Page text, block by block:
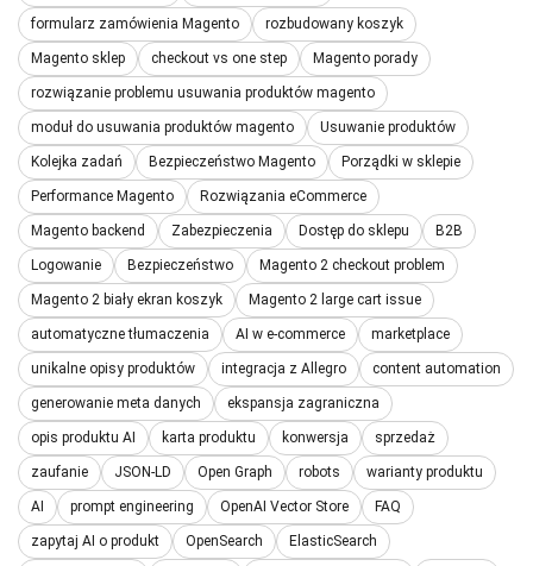
formularz zamówienia Magento rozbudowany koszyk
Magento sklep checkout vs one step Magento porady
rozwiązanie problemu usuwania produktów magento
moduł do usuwania produktów magento Usuwanie produktów
Kolejka zadań Bezpieczeństwo Magento Porządki w sklepie
Performance Magento Rozwiązania eCommerce
Magento backend Zabezpieczenia Dostęp do sklepu B2B
Logowanie Bezpieczeństwo Magento 2 checkout problem
Magento 2 biały ekran koszyk Magento 2 large cart issue
automatyczne tłumaczenia AI w e-commerce marketplace
unikalne opisy produktów integracja z Allegro content automation
generowanie meta danych ekspansja zagraniczna
opis produktu AI karta produktu konwersja sprzedaż
zaufanie JSON-LD Open Graph robots warianty produktu
AI prompt engineering OpenAI Vector Store FAQ
zapytaj AI o produkt OpenSearch ElasticSearch